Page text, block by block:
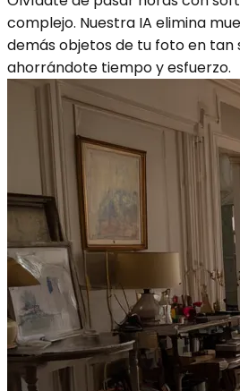
complejo. Nuestra IA elimina
demás objetos de tu foto en tan
ahorrándote tiempo y esfuerzo.